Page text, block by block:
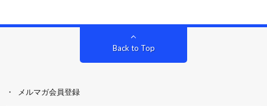
Back to Top
メルマガ会員登録